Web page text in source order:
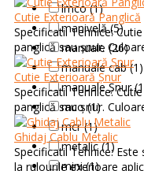
lmco (1)
manivelă (5)
manuale (26)
manuale cab (1)
manuale Șnur
mco (1)
mcr (1)
metalic (1)
mini (1)
Cutie Exterioară Panglică
Specificatii Tehnice:
panglică sau șnur.
Cutie Exterioară Șnur
Specificatii Tehnice:
panglică sau șnur.
Ghidaj Cablu Metalic
Specificatii Tehnice:
la rulourile exerioare